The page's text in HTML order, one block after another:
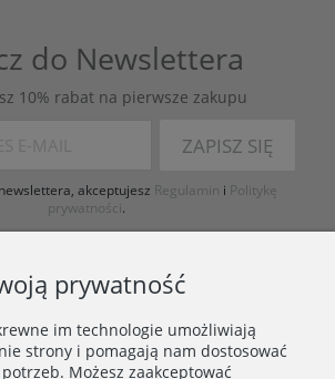
do Newslettera
10% rabat na pierwsze zakupu
ZAPISZ SIĘ
akceptujesz Regulamin i Politykę
prywatności.
prywatność
im technologie umożliwiają
strony i pomagają nam dostosować
Możesz zaakceptować